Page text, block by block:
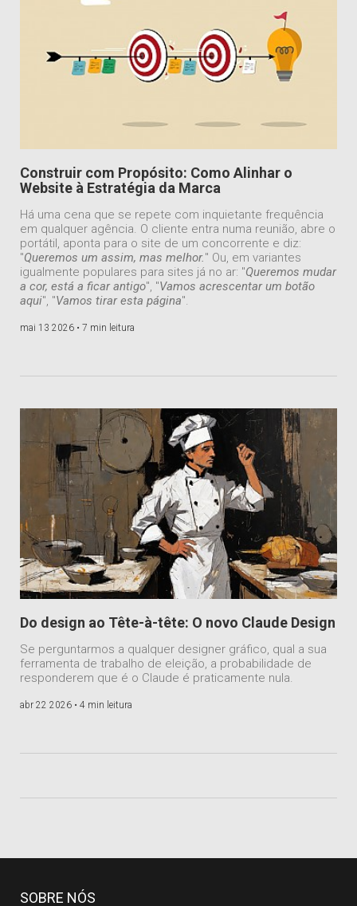
Construir com Propósito: Como Alinhar o
Website à Estratégia da Marca
Há uma cena que se repete com inquietante frequência
em qualquer agência. O cliente entra numa reunião, abre o
portátil, aponta para o site de um concorrente e diz:
"Queremos um assim, mas melhor." Ou, em variantes
igualmente populares para sites já no ar: "Queremos mudar
a cor, está a ficar antigo", "Vamos acrescentar um botão
aqui", "Vamos tirar esta página".
mai 13 2026 • 7 min leitura
Do design ao Tête-à-tête: O novo Claude Design
Se perguntarmos a qualquer designer gráfico, qual a sua
ferramenta de trabalho de eleição, a probabilidade de
responderem que é o Claude é praticamente nula.
abr 22 2026 • 4 min leitura
SOBRE NÓS